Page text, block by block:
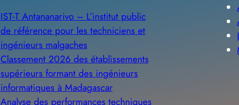
IST-T Antananarivo – L’institut public
de référence pour les techniciens et
ingénieurs malgaches
Classement 2026 des établissements
supérieurs formant des ingénieurs
informatiques à Madagascar
Analyse des performances techniques